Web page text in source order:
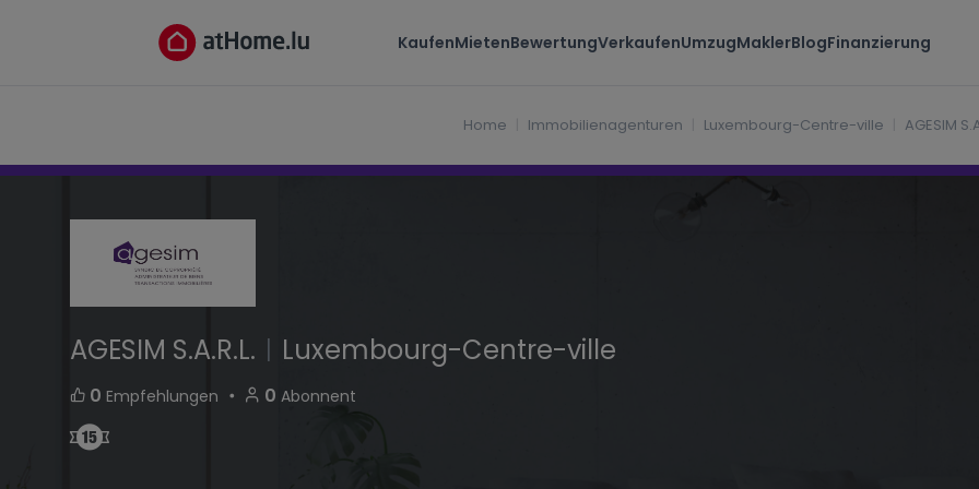
KaufenMietenBewertungVerkaufenUmzugMaklerBlogFinanzierung
AGESIM S.A.R.L.
5, avenue du Bois L-1251 Luxembourg-Centre-ville Luxembourg
Home Immobilienagenturen Luxembourg-Centre-ville AGESIM
AGESIM S.A.R.L. | Luxembourg-Centre-ville
0 Empfehlungen ・ 0 Abonnent